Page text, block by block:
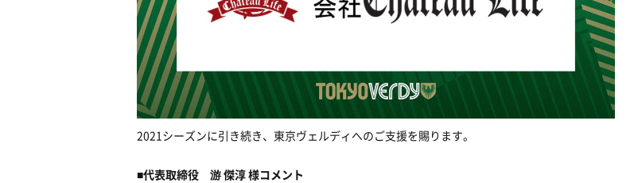
2021シーズンに引き続き、東京ヴェルディへのご支援を賜ります。
■代表取締役 游 傑淳 様コメント